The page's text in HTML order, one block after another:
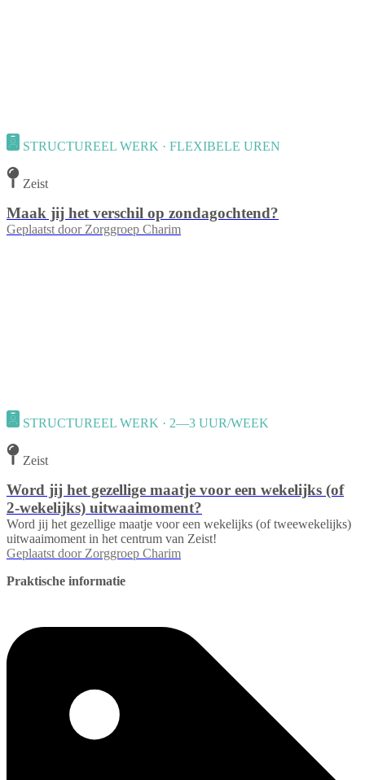
STRUCTUREEL WERK · FLEXIBELE UREN
Zeist
Maak jij het verschil op zondagochtend?
Geplaatst door Zorggroep Charim
STRUCTUREEL WERK · 2—3 UUR/WEEK
Zeist
Word jij het gezellige maatje voor een wekelijks (of
2-wekelijks) uitwaaimoment?
Word jij het gezellige maatje voor een wekelijks (of tweewekelijks)
uitwaaimoment in het centrum van Zeist!
Geplaatst door Zorggroep Charim
Praktische informatie